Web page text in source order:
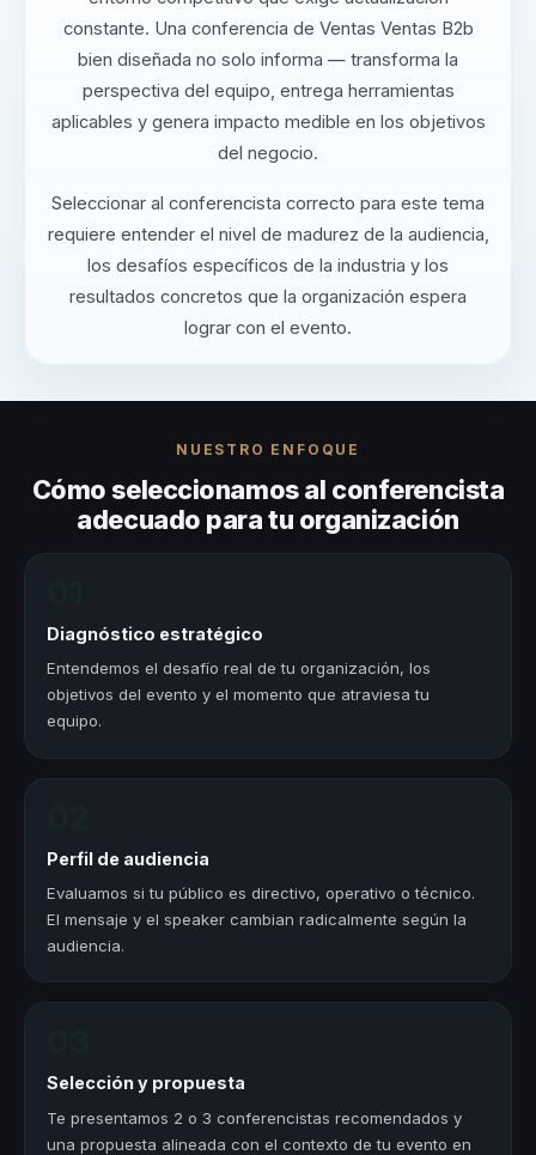
constante. Una conferencia de Ventas Ventas B2b
bien diseñada no solo informa — transforma la
perspectiva del equipo, entrega herramientas
aplicables y genera impacto medible en los objetivos
del negocio.
Seleccionar al conferencista correcto para este tema
requiere entender el nivel de madurez de la audiencia,
los desafíos específicos de la industria y los
resultados concretos que la organización espera
lograr con el evento.
NUESTRO ENFOQUE
Cómo seleccionamos al conferencista
adecuado para tu organización
Diagnóstico estratégico
Entendemos el desafío real de tu organización, los
objetivos del evento y el momento que atraviesa tu
equipo.
Perfil de audiencia
Evaluamos si tu público es directivo, operativo o técnico.
El mensaje y el speaker cambian radicalmente según la
audiencia.
Selección y propuesta
Te presentamos 2 o 3 conferencistas recomendados y
una propuesta alineada con el contexto de tu evento en